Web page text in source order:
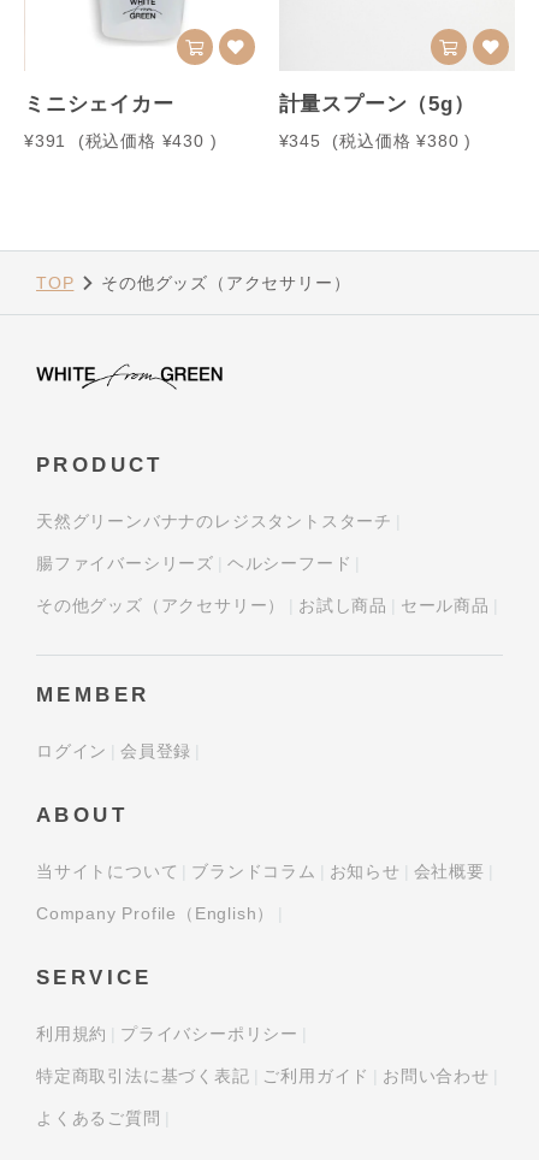
ミニシェイカー
¥391 (税込価格 ¥430 )
計量スプーン（5g）
¥345 (税込価格 ¥380 )
TOP その他グッズ（アクセサリー）
PRODUCT
天然グリーンバナナのレジスタントスターチ
腸ファイバーシリーズ ヘルシーフード
その他グッズ（アクセサリー） お試し商品 セール商品
MEMBER
ログイン 会員登録
ABOUT
当サイトについて ブランドコラム お知らせ 会社概要
Company Profile（English）
SERVICE
利用規約 プライバシーポリシー
特定商取引法に基づく表記 ご利用ガイド お問い合わせ
よくあるご質問